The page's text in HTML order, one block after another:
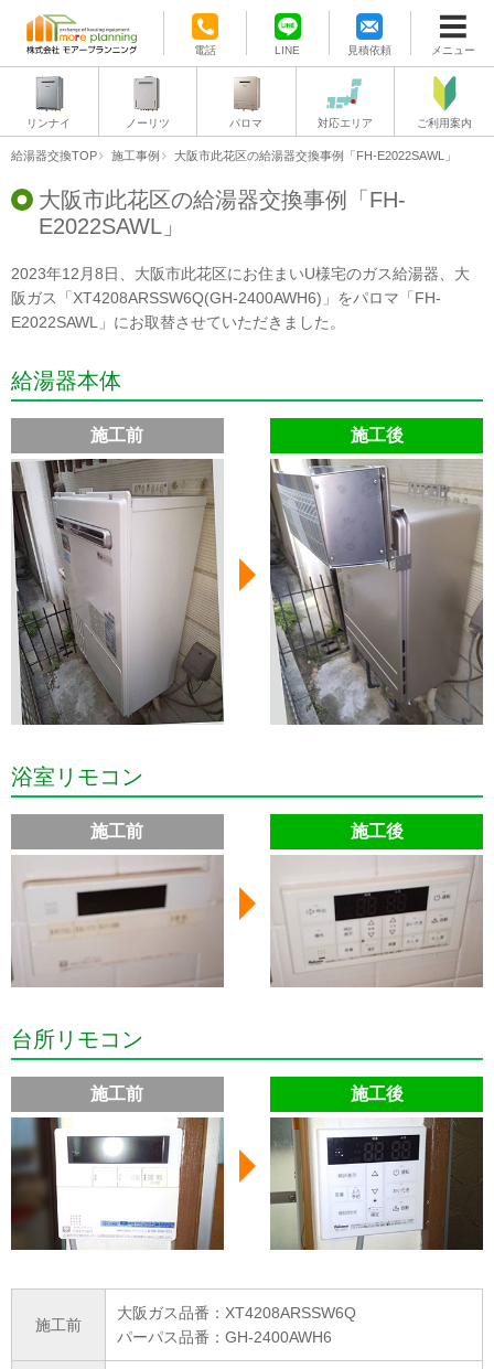
電話 LINE 見積依頼 メニュー
リンナイ ノーリツ パロマ 対応エリア ご利用案内
給湯器交換TOP 施工事例 大阪市此花区の給湯器交換事例「FH-E2022SAWL」
大阪市此花区の給湯器交換事例「FH-
E2022SAWL」
2023年12月8日、大阪市此花区にお住まいU様宅のガス給湯器、大
阪ガス「XT4208ARSSW6Q(GH-2400AWH6)」をパロマ「FH-
E2022SAWL」にお取替させていただきました。
給湯器本体
施工前 施工後
浴室リモコン
施工前 施工後
台所リモコン
施工前 施工後
施工前
大阪ガス品番：XT4208ARSSW6Q
パーパス品番：GH-2400AWH6